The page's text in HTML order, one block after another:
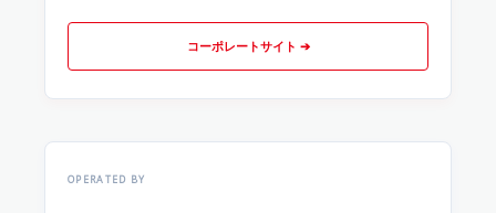
コーポレートサイト ➔
OPERATED BY